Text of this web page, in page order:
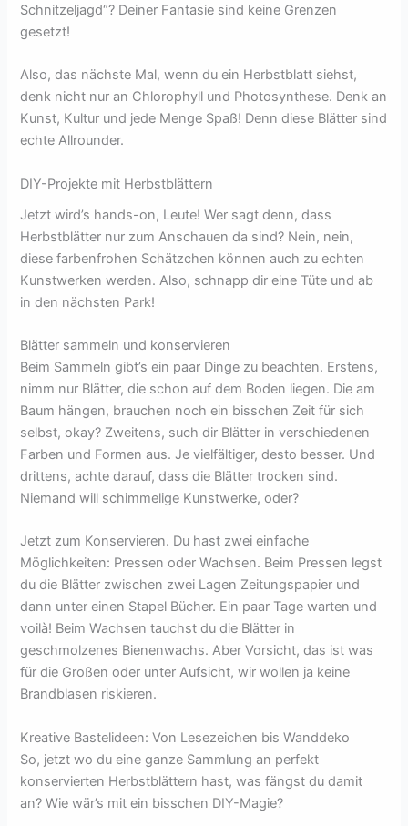
Schnitzeljagd“? Deiner Fantasie sind keine Grenzen
gesetzt!
Also, das nächste Mal, wenn du ein Herbstblatt siehst,
denk nicht nur an Chlorophyll und Photosynthese. Denk an
Kunst, Kultur und jede Menge Spaß! Denn diese Blätter sind
echte Allrounder.
DIY-Projekte mit Herbstblättern
Jetzt wird’s hands-on, Leute! Wer sagt denn, dass
Herbstblätter nur zum Anschauen da sind? Nein, nein,
diese farbenfrohen Schätzchen können auch zu echten
Kunstwerken werden. Also, schnapp dir eine Tüte und ab
in den nächsten Park!
Blätter sammeln und konservieren
Beim Sammeln gibt’s ein paar Dinge zu beachten. Erstens,
nimm nur Blätter, die schon auf dem Boden liegen. Die am
Baum hängen, brauchen noch ein bisschen Zeit für sich
selbst, okay? Zweitens, such dir Blätter in verschiedenen
Farben und Formen aus. Je vielfältiger, desto besser. Und
drittens, achte darauf, dass die Blätter trocken sind.
Niemand will schimmelige Kunstwerke, oder?
Jetzt zum Konservieren. Du hast zwei einfache
Möglichkeiten: Pressen oder Wachsen. Beim Pressen legst
du die Blätter zwischen zwei Lagen Zeitungspapier und
dann unter einen Stapel Bücher. Ein paar Tage warten und
voilà! Beim Wachsen tauchst du die Blätter in
geschmolzenes Bienenwachs. Aber Vorsicht, das ist was
für die Großen oder unter Aufsicht, wir wollen ja keine
Brandblasen riskieren.
Kreative Bastelideen: Von Lesezeichen bis Wanddeko
So, jetzt wo du eine ganze Sammlung an perfekt
konservierten Herbstblättern hast, was fängst du damit
an? Wie wär’s mit ein bisschen DIY-Magie?